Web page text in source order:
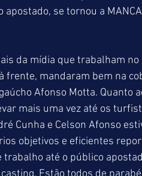
se tornou a
da mídia que trabalham no
frente, mandaram bem na
Afonso Motta. Quanto
mais uma vez até os
Cunha e Celson Afonso
objetivos e eficientes
até o público